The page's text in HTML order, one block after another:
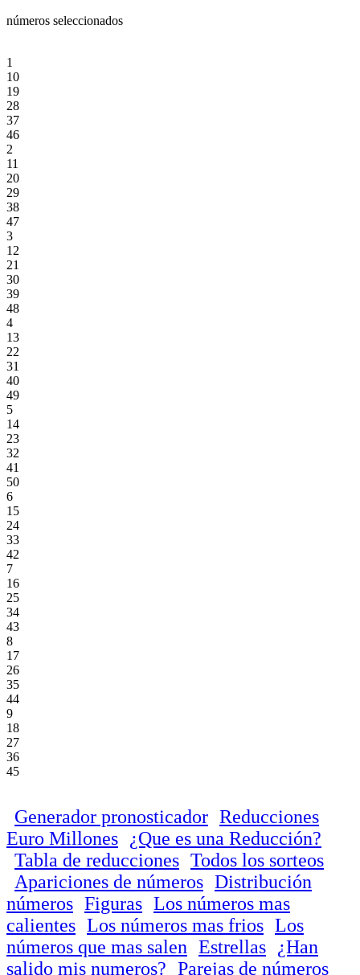
números seleccionados
1
10
19
28
37
46
2
11
20
29
38
47
3
12
21
30
39
48
4
13
22
31
40
49
5
14
23
32
41
50
6
15
24
33
42
7
16
25
34
43
8
17
26
35
44
9
18
27
36
45
Generador pronosticador Reducciones
Euro Millones
¿Que es una Reducción?
Tabla de reducciones Todos los sorteos
Apariciones de números Distribución
números Figuras Los números mas
calientes Los números mas frios Los
números que mas salen Estrellas
¿Han
salido mis numeros? Parejas de números